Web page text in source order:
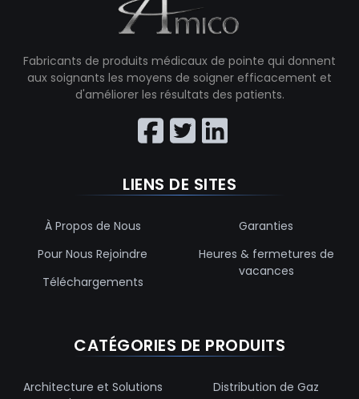
Fabricants de produits médicaux de pointe qui donnent
aux soignants les moyens de soigner efficacement et
d'améliorer les résultats des patients.
LIENS DE SITES
À Propos de Nous
Pour Nous Rejoindre
Téléchargements
Garanties
Heures & fermetures de
vacances
CATÉGORIES DE PRODUITS
Architecture et Solutions
Distribution de Gaz